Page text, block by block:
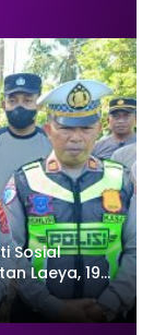
Sosial
Laeya, 19